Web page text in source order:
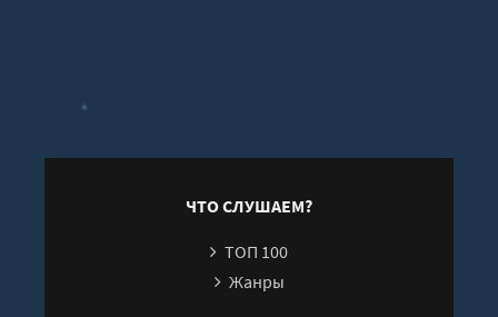
ЧТО СЛУШАЕМ?
ТОП 100
Жанры